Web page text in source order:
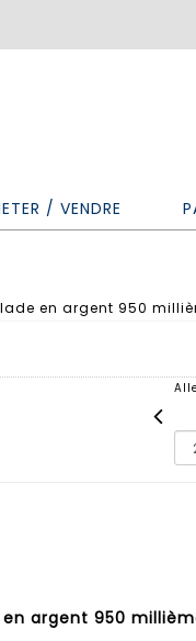
/ VENDRE
en argent 950
argent 950